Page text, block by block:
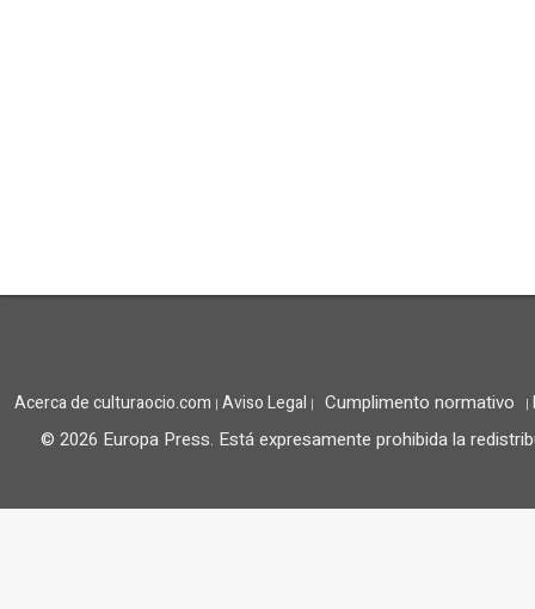
Acerca de culturaocio.com | Aviso Legal | Cumplimento normativo |
© 2026 Europa Press. Está expresamente prohibida la